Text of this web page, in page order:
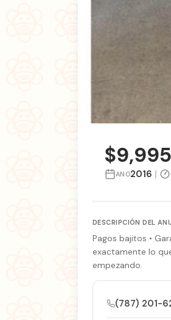
$9,995
ANO2016 |
DESCRIPCIÓN DEL
Pagos bajitos •
exactamente lo
empezando.
(787) 201-